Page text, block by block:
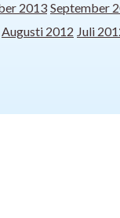
2013 September
Augusti 2012 Juli